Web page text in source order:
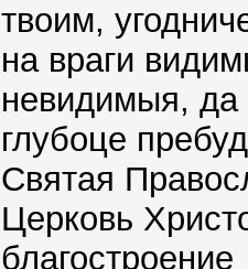
твоим,
на враги
невидимыя, да
глубоце
Святая
Церковь
благостроение